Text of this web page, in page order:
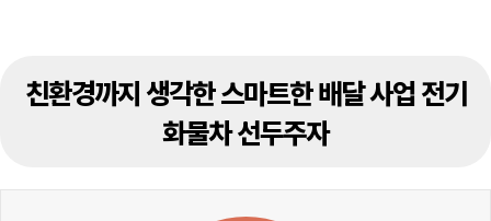
친환경까지 생각한 스마트한 배달 사업 전기
화물차 선두주자